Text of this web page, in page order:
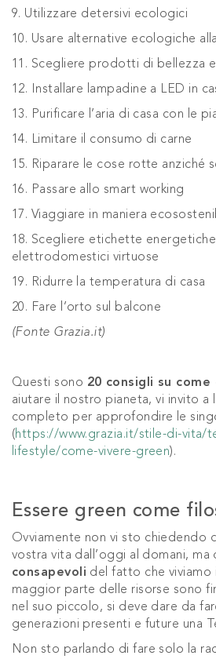
9. Utilizzare detersivi ecologici
10. Usare alternative ecologiche
11. Scegliere prodotti di bellezza
12. Installare lampadine a LED in
13. Purificare l’aria di casa con le
14. Limitare il consumo di carne
15. Riparare le cose rotte anziché
16. Passare allo smart working
17. Viaggiare in maniera
18. Scegliere etichette
elettrodomestici virtuose
19. Ridurre la temperatura di casa
20. Fare l’orto sul balcone
(Fonte Grazia.it)
Questi sono 20 consigli su
aiutare il nostro pianeta, vi invito a
completo per approfondire le
(https://www.grazia.it/stile-di-vita/
lifestyle/come-vivere-green).
Essere green come
Ovviamente non vi sto chiedendo
vostra vita dall’oggi al domani, ma
consapevoli del fatto che viviamo
maggior parte delle risorse sono
nel suo piccolo, si deve dare da
generazioni presenti e future una
Non sto parlando di fare solo la